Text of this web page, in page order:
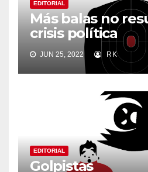
EDITORIAL
Más balas no
crisis política
JUN 25, 2022 RK
EDITORIAL
Golpistas